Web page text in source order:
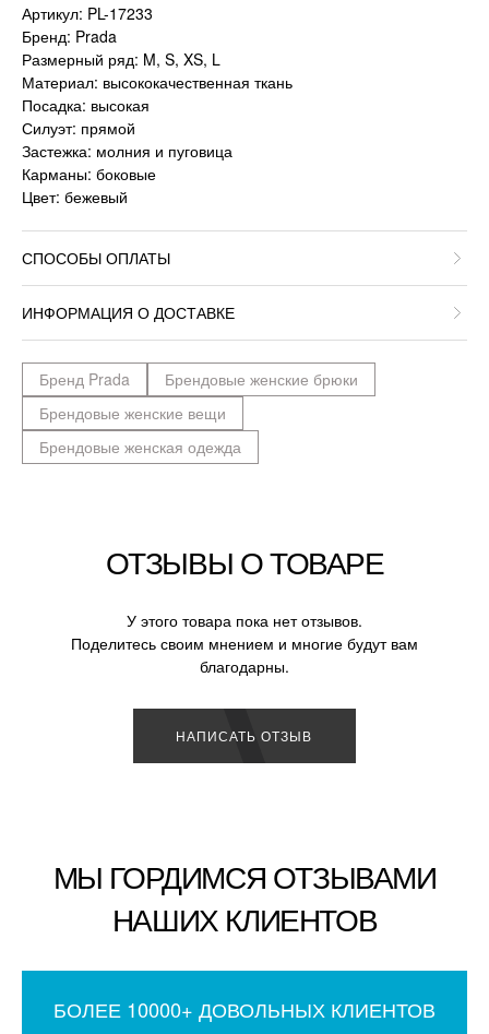
Артикул: PL-17233
Бренд: Prada
Размерный ряд: M, S, XS, L
Материал: высококачественная ткань
Посадка: высокая
Силуэт: прямой
Застежка: молния и пуговица
Карманы: боковые
Цвет: бежевый
СПОСОБЫ ОПЛАТЫ
ИНФОРМАЦИЯ О ДОСТАВКЕ
Бренд Prada
Брендовые женские брюки
Брендовые женские вещи
Брендовые женская одежда
ОТЗЫВЫ О ТОВАРЕ
У этого товара пока нет отзывов.
Поделитесь своим мнением и многие будут вам
благодарны.
НАПИСАТЬ ОТЗЫВ
МЫ ГОРДИМСЯ ОТЗЫВАМИ
НАШИХ КЛИЕНТОВ
БОЛЕЕ 10000+ ДОВОЛЬНЫХ КЛИЕНТОВ